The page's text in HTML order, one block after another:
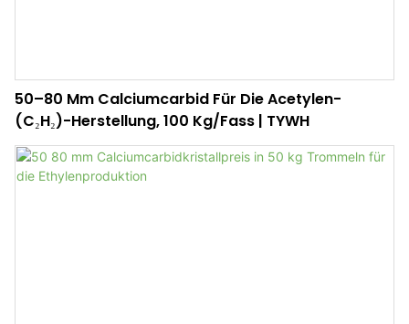
50–80 Mm Calciumcarbid Für Die Acetylen-
(C₂H₂)-Herstellung, 100 Kg/Fass | TYWH